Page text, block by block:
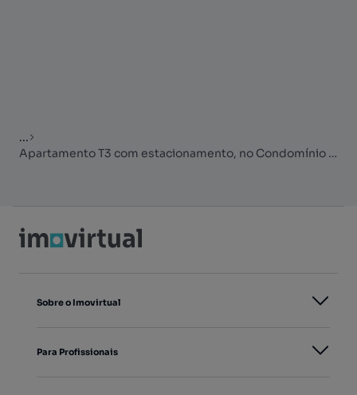
...
Apartamento T3 com estacionamento, no Condomínio Jardim da Lomba
Sobre o Imovirtual
Para Profissionais